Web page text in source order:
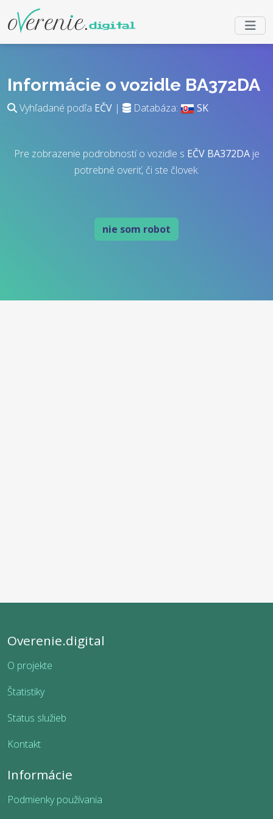
Informácie o vozidle BA372DA
Vyhľadané podľa EČV | Databáza: SK
Pre zobrazenie podrobností o vozidle s EČV BA372DAje
potrebné overiť, či ste človek.
nie som robot
Overenie.digital
O projekte
Štatistiky
Status služieb
Kontakt
Informácie
Podmienky používania